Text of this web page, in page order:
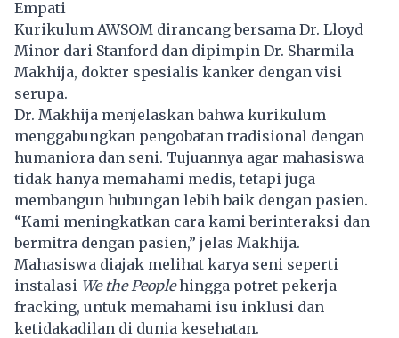
Empati
Kurikulum AWSOM dirancang bersama Dr. Lloyd
Minor dari Stanford dan dipimpin Dr. Sharmila
Makhija, dokter spesialis kanker dengan visi
serupa.
Dr. Makhija menjelaskan bahwa kurikulum
menggabungkan pengobatan tradisional dengan
humaniora dan seni. Tujuannya agar mahasiswa
tidak hanya memahami medis, tetapi juga
membangun hubungan lebih baik dengan pasien.
“Kami meningkatkan cara kami berinteraksi dan
bermitra dengan pasien,” jelas Makhija.
Mahasiswa diajak melihat karya seni seperti
instalasi We the Peoplehingga potret pekerja
fracking, untuk memahami isu inklusi dan
ketidakadilan di dunia kesehatan.